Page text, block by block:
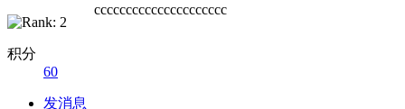
积分
60
发消息
ccccccccccccccccccccc